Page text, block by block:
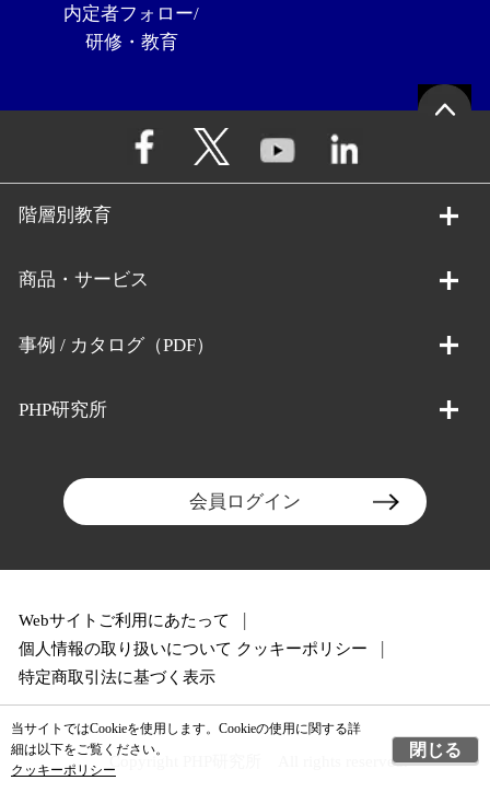
内定者フォロー/
研修・教育
階層別教育
商品・サービス
事例 / カタログ（PDF）
PHP研究所
会員ログイン
Webサイトご利用にあたって
個人情報の取り扱いについて クッキーポリシー
特定商取引法に基づく表示
Copyright PHP研究所 All rights reserved.
当サイトではCookieを使用します。Cookieの使用に関する詳
細は以下をご覧ください。
クッキーポリシー
閉じる